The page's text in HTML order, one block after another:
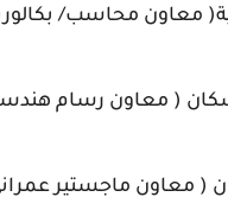
معاون محاسب/ بكالوريوس) بواقع
( معاون رسام هندسي / دبلوم )
معاون ماجستير عمراني / (